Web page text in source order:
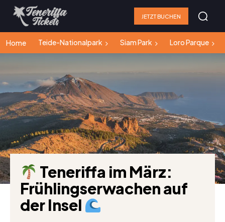
JETZT BUCHEN
Home Teide-Nationalpark Siam Park Loro Parque
Teneriffa im März:
Frühlingserwachen auf
der Insel